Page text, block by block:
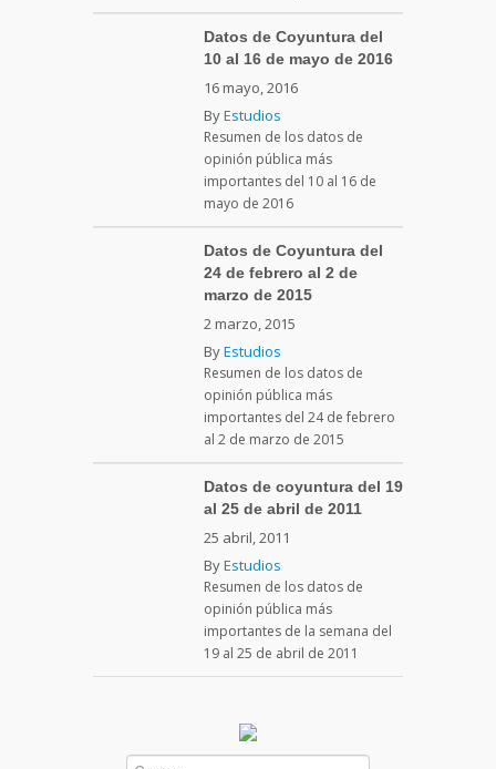
Datos de Coyuntura del
10 al 16 de mayo de 2016
16 mayo, 2016
ByEstudios
Resumen de los datos de
opinión pública más
importantes del 10 al 16 de
mayo de 2016
Datos de Coyuntura del
24 de febrero al 2 de
marzo de 2015
2 marzo, 2015
ByEstudios
Resumen de los datos de
opinión pública más
importantes del 24 de febrero
al 2 de marzo de 2015
Datos de coyuntura del 19
al 25 de abril de 2011
25 abril, 2011
ByEstudios
Resumen de los datos de
opinión pública más
importantes de la semana del
19 al 25 de abril de 2011